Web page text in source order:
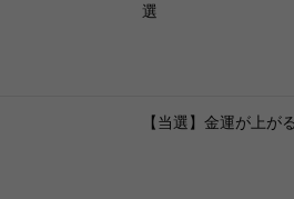
選
【当選】金運が上が